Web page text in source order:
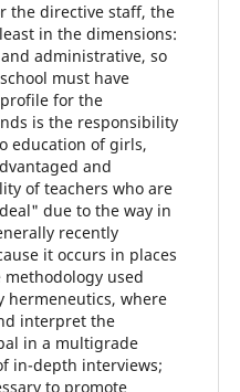
the directive staff, the
in the dimensions:
administrative, so
must have
for the
is the responsibility
education of girls,
and
of teachers who are
due to the way in
recently
it occurs in places
used
hermeneutics, where
interpret the
in a multigrade
in-depth interviews;
to promote